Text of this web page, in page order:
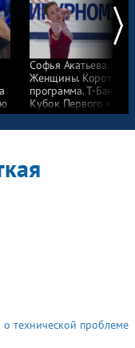
Софья Акатьева.
Женщины. Короткая
программа. Т-Банк
Кубок Первого канала
по фигурному катанию
2025
технической проблеме